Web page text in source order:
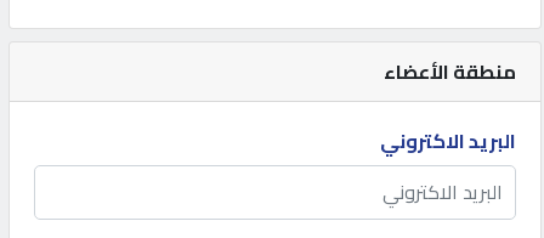
المنتدى
كيو
مزاد
منطقة الأعضاء
البريد الاكتروني